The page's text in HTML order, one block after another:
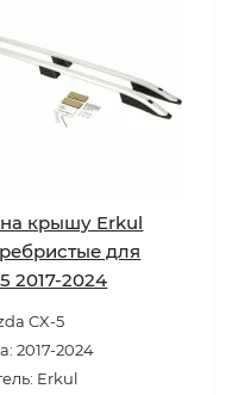
крышу Erkul
для
2017-2024
CX-5
2017-2024
Erkul